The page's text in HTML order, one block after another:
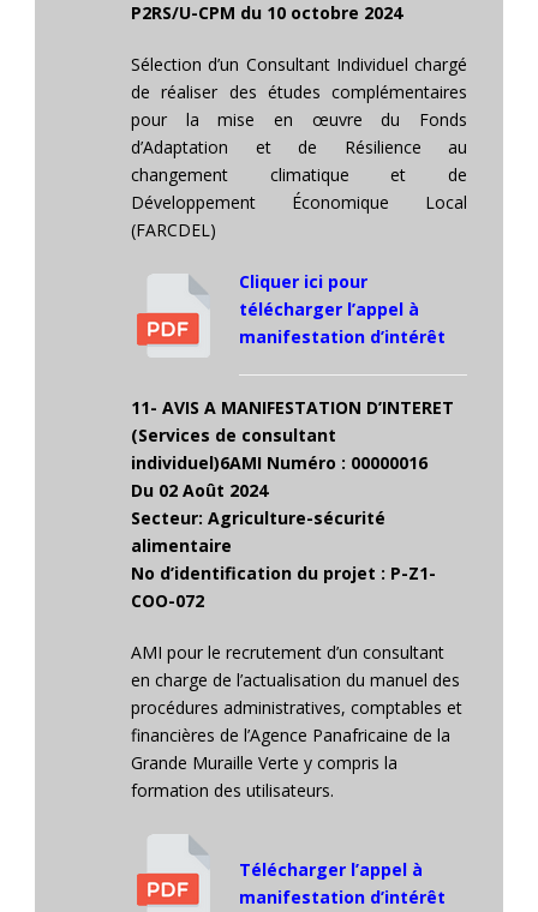
P2RS/U-CPM du 10 octobre 2024
Sélection d’un Consultant Individuel chargé
de réaliser des études complémentaires
pour la mise en œuvre du Fonds
d’Adaptation et de Résilience au
changement climatique et de
Développement Économique Local
(FARCDEL)
Cliquer ici pour
télécharger l’appel à
manifestation d’intérêt
11- AVIS A MANIFESTATION D’INTERET
(Services de consultant
individuel)6AMI Numéro : 00000016
Du 02 Août 2024
Secteur: Agriculture-sécurité
alimentaire
No d’identification du projet : P-Z1-
COO-072
AMI pour le recrutement d’un consultant
en charge de l’actualisation du manuel des
procédures administratives, comptables et
financières de l’Agence Panafricaine de la
Grande Muraille Verte y compris la
formation des utilisateurs.
Télécharger l’appel à
manifestation d’intérêt